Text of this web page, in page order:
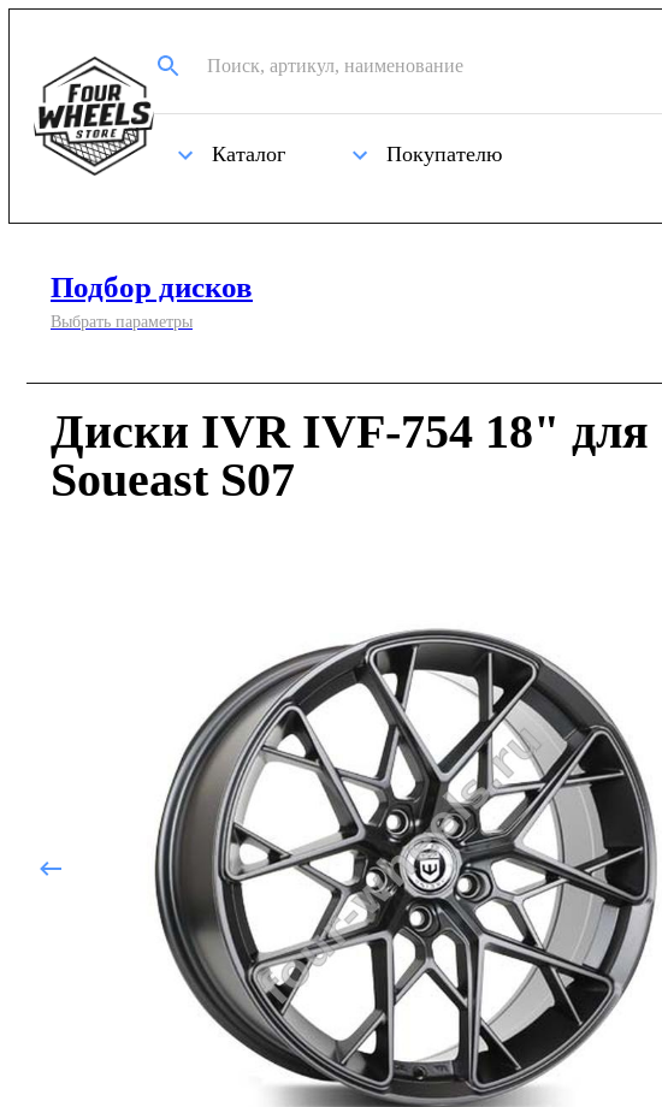
Каталог Покупателю
Подбор дисков
Выбрать параметры
Диски IVR IVF-754 18" для
Soueast S07